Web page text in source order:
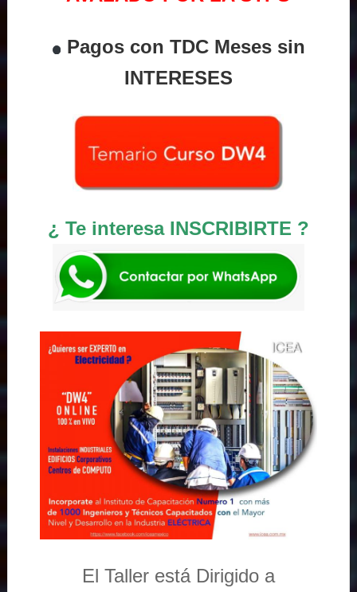
Pagos con TDC Meses sin
INTERESES
¿ Te interesa INSCRIBIRTE ?
El Taller está Dirigido a